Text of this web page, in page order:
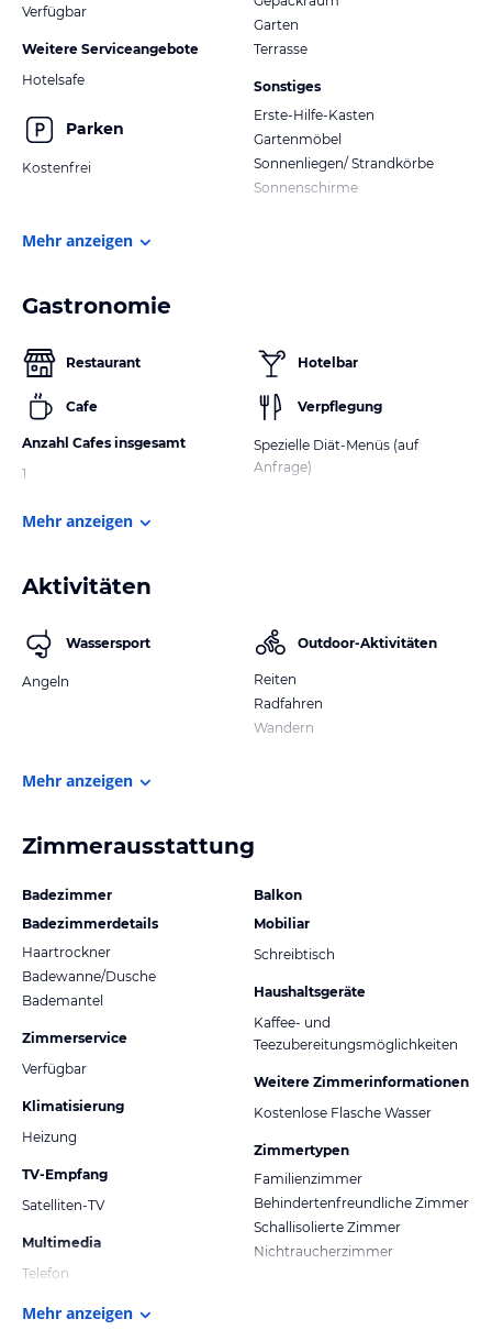
Verfügbar
Weitere Serviceangebote
Hotelsafe
Parken
Kostenfrei
Garten
Terrasse
Sonstiges
Erste-Hilfe-Kasten
Gartenmöbel
Sonnenliegen/ Strandkörbe
Sonnenschirme
Mehr anzeigen
Gastronomie
Restaurant
Cafe
Anzahl Cafes insgesamt
1
Hotelbar
Verpflegung
Spezielle Diät-Menüs (auf
Anfrage)
Mehr anzeigen
Aktivitäten
Wassersport
Angeln
Outdoor-Aktivitäten
Reiten
Radfahren
Wandern
Mehr anzeigen
Zimmerausstattung
Badezimmer
Badezimmerdetails
Haartrockner
Badewanne/Dusche
Bademantel
Zimmerservice
Verfügbar
Klimatisierung
Heizung
TV-Empfang
Satelliten-TV
Multimedia
Telefon
Balkon
Mobiliar
Schreibtisch
Haushaltsgeräte
Kaffee- und
Teezubereitungsmöglichkeiten
Weitere Zimmerinformationen
Kostenlose Flasche Wasser
Zimmertypen
Familienzimmer
Behindertenfreundliche Zimmer
Schallisolierte Zimmer
Nichtraucherzimmer
Mehr anzeigen